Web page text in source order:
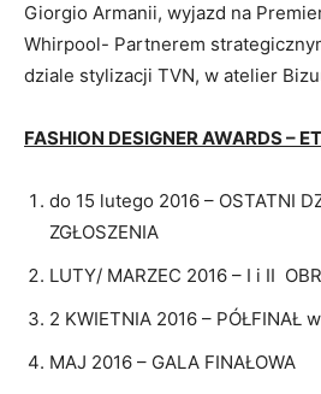
Giorgio Armanii, wyjazd na
Whirpool- Partnerem
dziale stylizacji TVN, w atelier
FASHION DESIGNER AWARDS –
do 15 lutego 2016 – OSTATNI
ZGŁOSZENIA
LUTY/ MARZEC 2016 – I i II
2 KWIETNIA 2016 – PÓŁFINAŁ
MAJ 2016 – GALA FINAŁOWA